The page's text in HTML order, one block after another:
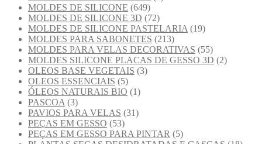
MOLDES DE SILICONE (649)
MOLDES DE SILICONE 3D (72)
MOLDES DE SILICONE PASTELARIA (19)
MOLDES PARA SABONETES (213)
MOLDES PARA VELAS DECORATIVAS (55)
MOLDES SILICONE PLACAS DE GESSO 3D (2)
OLEOS BASE VEGETAIS (3)
OLEOS ESSENCIAIS (5)
ÓLEOS NATURAIS BIO (1)
PASCOA (3)
PAVIOS PARA VELAS (31)
PEÇAS EM GESSO (53)
PEÇAS EM GESSO PARA PINTAR (5)